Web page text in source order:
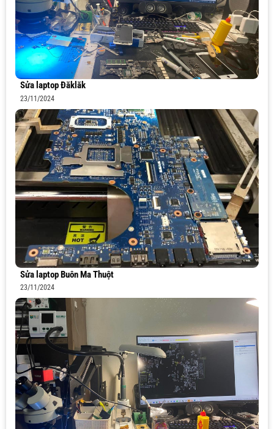
Sửa laptop Đăklăk
23/11/2024
Sửa laptop Buôn Ma Thuột
23/11/2024